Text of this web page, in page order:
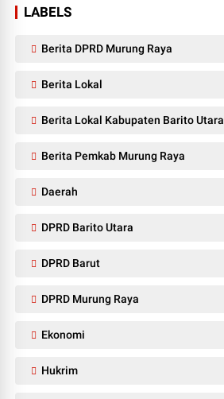
LABELS
Berita DPRD Murung Raya
Berita Lokal
Berita Lokal Kabupaten Barito Utara
Berita Pemkab Murung Raya
Daerah
DPRD Barito Utara
DPRD Barut
DPRD Murung Raya
Ekonomi
Hukrim